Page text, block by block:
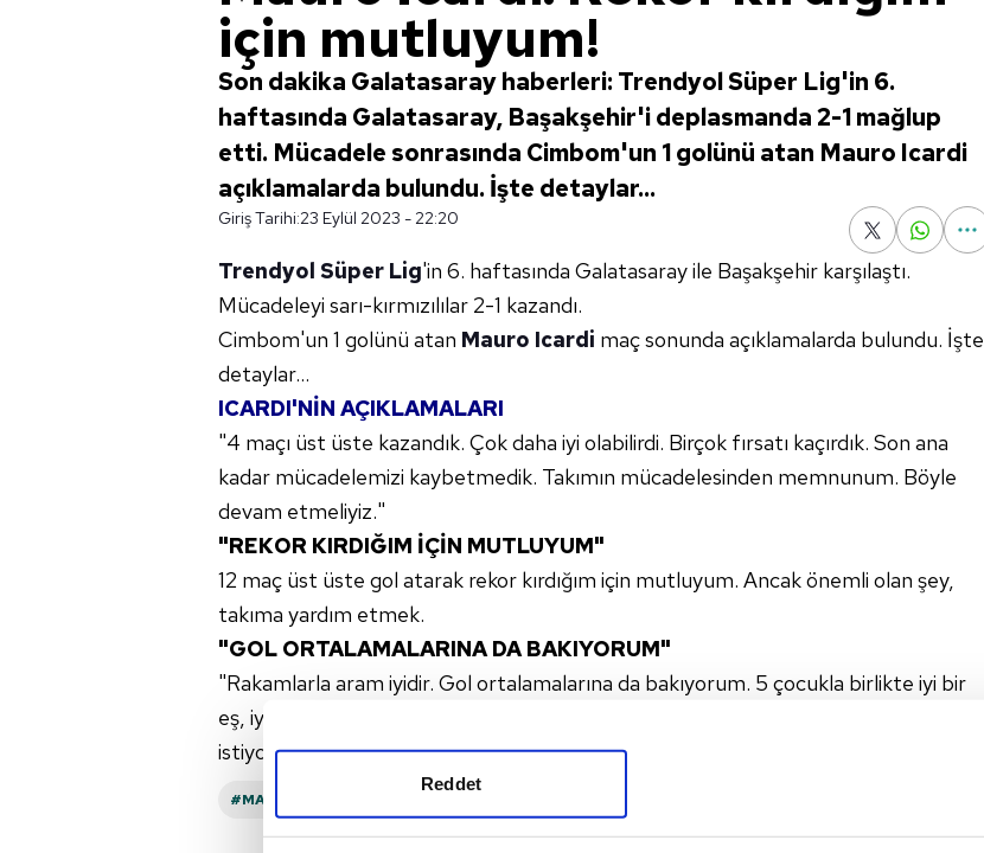
Reddet
için mutluyum!
Son dakika Galatasaray haberleri: Trendyol Süper Lig'in 6.
haftasında Galatasaray, Başakşehir'i deplasmanda 2-1 mağlup
etti. Mücadele sonrasında Cimbom'un 1 golünü atan Mauro Icardi
açıklamalarda bulundu. İşte detaylar...
Giriş Tarihi:23 Eylül 2023 - 22:20
Trendyol Süper Lig'in 6. haftasında Galatasaray ile Başakşehir karşılaştı.
Mücadeleyi sarı-kırmızılılar 2-1 kazandı.
Cimbom'un 1 golünü atan Mauro Icardi maç sonunda açıklamalarda bulundu. İşte
detaylar...
ICARDI'NİN AÇIKLAMALARI
"4 maçı üst üste kazandık. Çok daha iyi olabilirdi. Birçok fırsatı kaçırdık. Son ana
kadar mücadelemizi kaybetmedik. Takımın mücadelesinden memnunum. Böyle
devam etmeliyiz."
"REKOR KIRDIĞIM İÇİN MUTLUYUM"
12 maç üst üste gol atarak rekor kırdığım için mutluyum. Ancak önemli olan şey,
takıma yardım etmek.
"GOL ORTALAMALARINA DA BAKIYORUM"
"Rakamlarla aram iyidir. Gol ortalamalarına da bakıyorum. 5 çocukla birlikte iyi bir
eş, iyi bir baba olmak istiyorum. Günlük işlerle de ilgilenmek, ailemin yanında olmak
istiyorum. Çocuklarıma ödevlerinde yardımcı olmaktan da mutluyum."
#MAURO ICARDI